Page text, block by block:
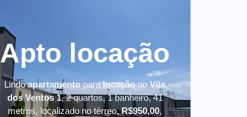
Apto locação
LindoapartamentoparalocaçãonoVila
dos Ventos 1, 2 quartos, 1 banheiro, 41
metros, localizado no térreo,R$950,00,